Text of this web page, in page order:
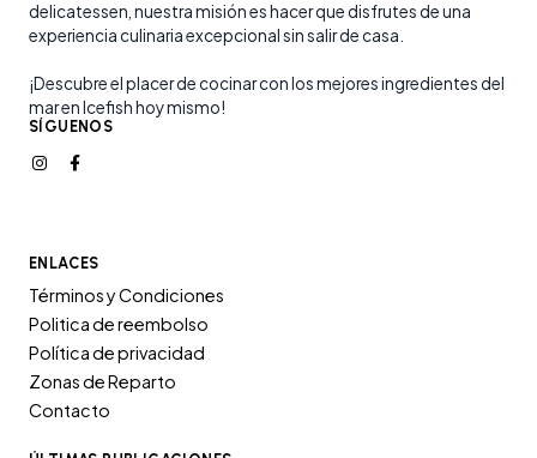
delicatessen, nuestra misión es hacer que disfrutes de una
experiencia culinaria excepcional sin salir de casa.
¡Descubre el placer de cocinar con los mejores ingredientes del
mar en Icefish hoy mismo!
SÍGUENOS
ENLACES
Términos y Condiciones
Politica de reembolso
Política de privacidad
Zonas de Reparto
Contacto